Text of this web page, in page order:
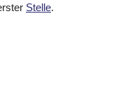
Stelle.